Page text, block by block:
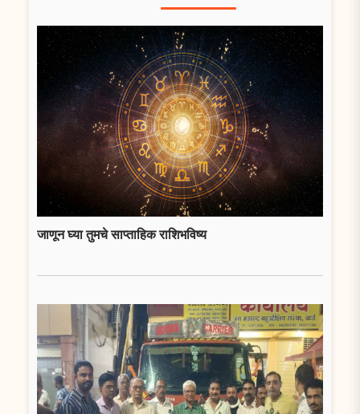
जाणून घ्या तुमचे साप्ताहिक राशिभविष्य